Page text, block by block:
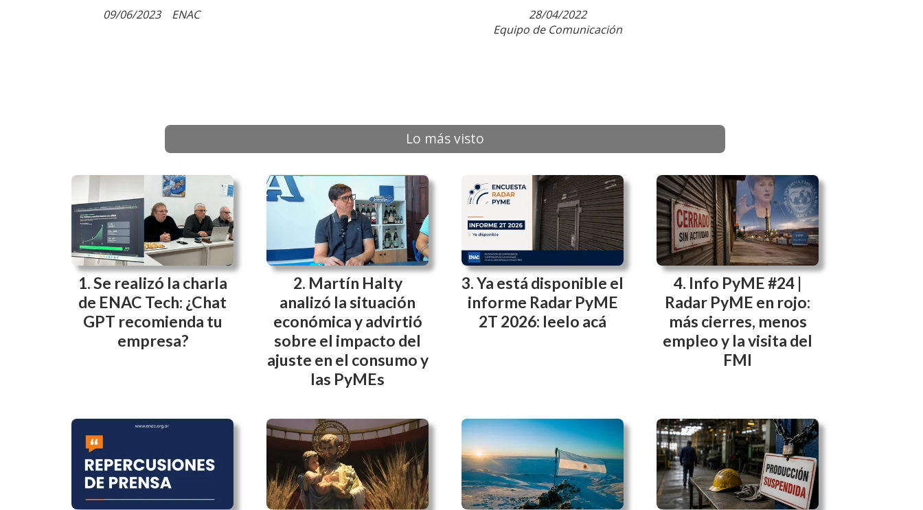
ENAC
09/06/2023
Equipo de Comunicación
28/04/2022
Lo más visto
Se realizó la charla
de ENAC Tech: ¿Chat
GPT recomienda tu
empresa?
Martín Halty
analizó la situación
económica y advirtió
sobre el impacto del
ajuste en el consumo y
las PyMEs
Ya está disponible el
informe Radar PyME
2T 2026: leelo acá
Info PyME #24 |
Radar PyME en rojo:
más cierres, menos
empleo y la visita del
FMI